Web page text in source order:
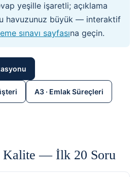
yeşille işaretli; açıklama
havuzunuz büyük — interaktif
sınavı sayfasına geçin.
A3 · Emlak Süreçleri
Kalite — İlk 20 Soru